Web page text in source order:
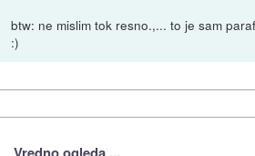
btw: ne mislim tok resno.,... to je sam
:)